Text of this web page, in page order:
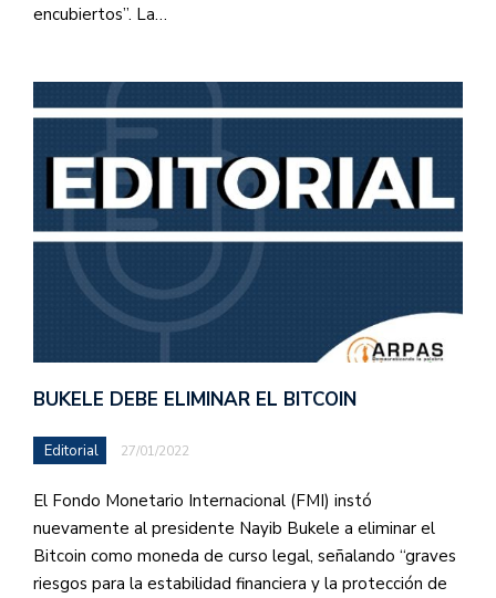
encubiertos”. La…
BUKELE DEBE ELIMINAR EL BITCOIN
Editorial 27/01/2022
El Fondo Monetario Internacional (FMI) instó
nuevamente al presidente Nayib Bukele a eliminar el
Bitcoin como moneda de curso legal, señalando “graves
riesgos para la estabilidad financiera y la protección de